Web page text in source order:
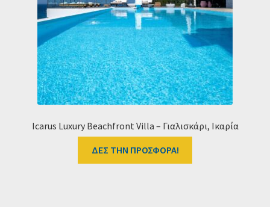
Ταμείο
HOME
Icarus Luxury Beachfront Villa – Γιαλισκάρι, Ικαρία
ΔΕΣ ΤΗΝ ΠΡΟΣΦΟΡΑ!